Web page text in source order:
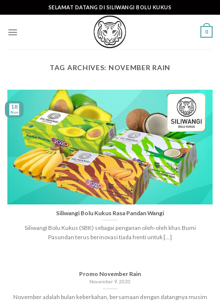
to
SELAMAT DATANG DI SILIWANGI BOLU KUKUS
0
TAG ARCHIVES: NOVEMBER RAIN
Siliwangi Bolu Kukus Rasa Pandan Wangi
Siliwangi Bolu Kukus (SBK) sebagai penganan oleh-oleh khas Bumi
Pasundan terus berinovasi tiada henti untuk [...]
18
Nov
Promo November Rain
November 9, 2020
November adalah bulan keberkahan, bersamaan dengan datangnya musim